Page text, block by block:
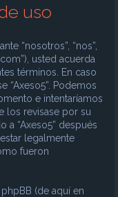
uso
“nosotros”, “nos”,
usted acuerda
términos. En caso
“Axeso5”. Podemos
e intentaríamos
los revisase por su
a “Axeso5” después
legalmente
fueron
(de aquí en